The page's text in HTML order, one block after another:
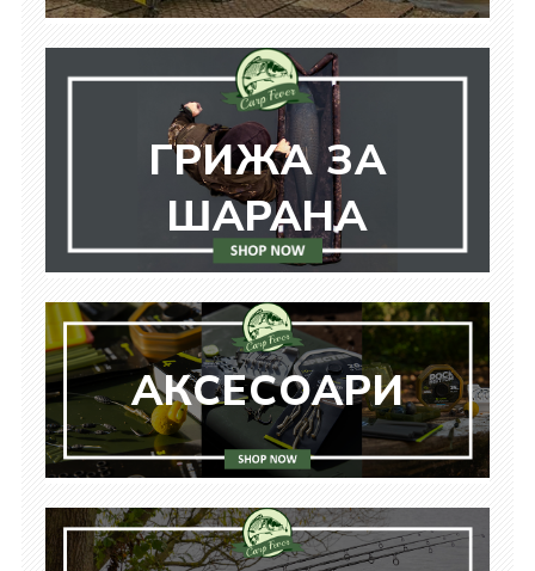
ГРИЖА ЗА
ШАРАНА
АКСЕСОАРИ